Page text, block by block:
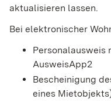
aktualisieren lassen.
Bei elektronischer
Personalausweis
AusweisApp2
Bescheinigung
eines